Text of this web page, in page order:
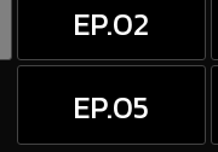
EP.02
EP.05